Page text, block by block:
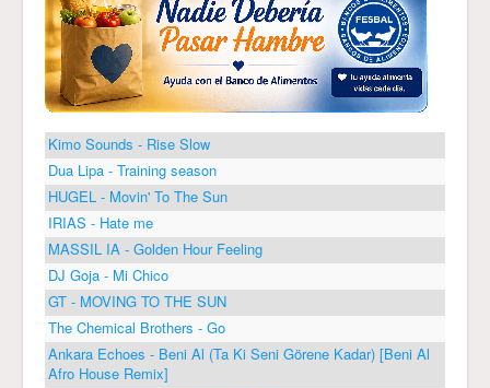
Kimo Sounds - Rise Slow
Dua Lipa - Training season
HUGEL - Movin' To The Sun
IRIAS - Hate me
MASSIL IA - Golden Hour Feeling
DJ Goja - Mi Chico
GT - MOVING TO THE SUN
The Chemical Brothers - Go
Ankara Echoes - Beni Al (Ta Ki Seni Görene Kadar) [Beni Al
Afro House Remix]